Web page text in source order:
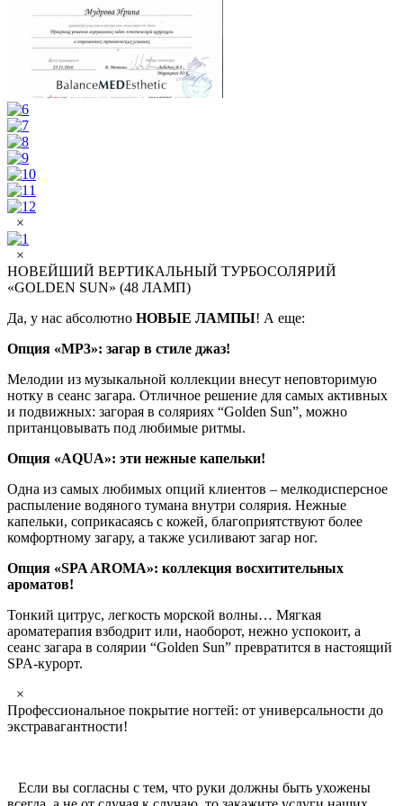
×
×
НОВЕЙШИЙ ВЕРТИКАЛЬНЫЙ ТУРБОСОЛЯРИЙ
«GOLDEN SUN» (48 ЛАМП)
Да, у нас абсолютно НОВЫЕ ЛАМПЫ! А еще:
Опция «МР3»: загар в стиле джаз!
Мелодии из музыкальной коллекции внесут неповторимую
нотку в сеанс загара. Отличное решение для самых активных
и подвижных: загорая в соляриях “Golden Sun”, можно
пританцовывать под любимые ритмы.
Опция «AQUA»: эти нежные капельки!
Одна из самых любимых опций клиентов – мелкодисперсное
распыление водяного тумана внутри солярия. Нежные
капельки, соприкасаясь с кожей, благоприятствуют более
комфортному загару, а также усиливают загар ног.
Опция «SPA AROMA»: коллекция восхитительных
ароматов!
Тонкий цитрус, легкость морской волны… Мягкая
ароматерапия взбодрит или, наоборот, нежно успокоит, а
сеанс загара в солярии “Golden Sun” превратится в настоящий
SPA-курорт.
×
Профессиональное покрытие ногтей: от универсальности до
экстравагантности!
Если вы согласны с тем, что руки должны быть ухожены